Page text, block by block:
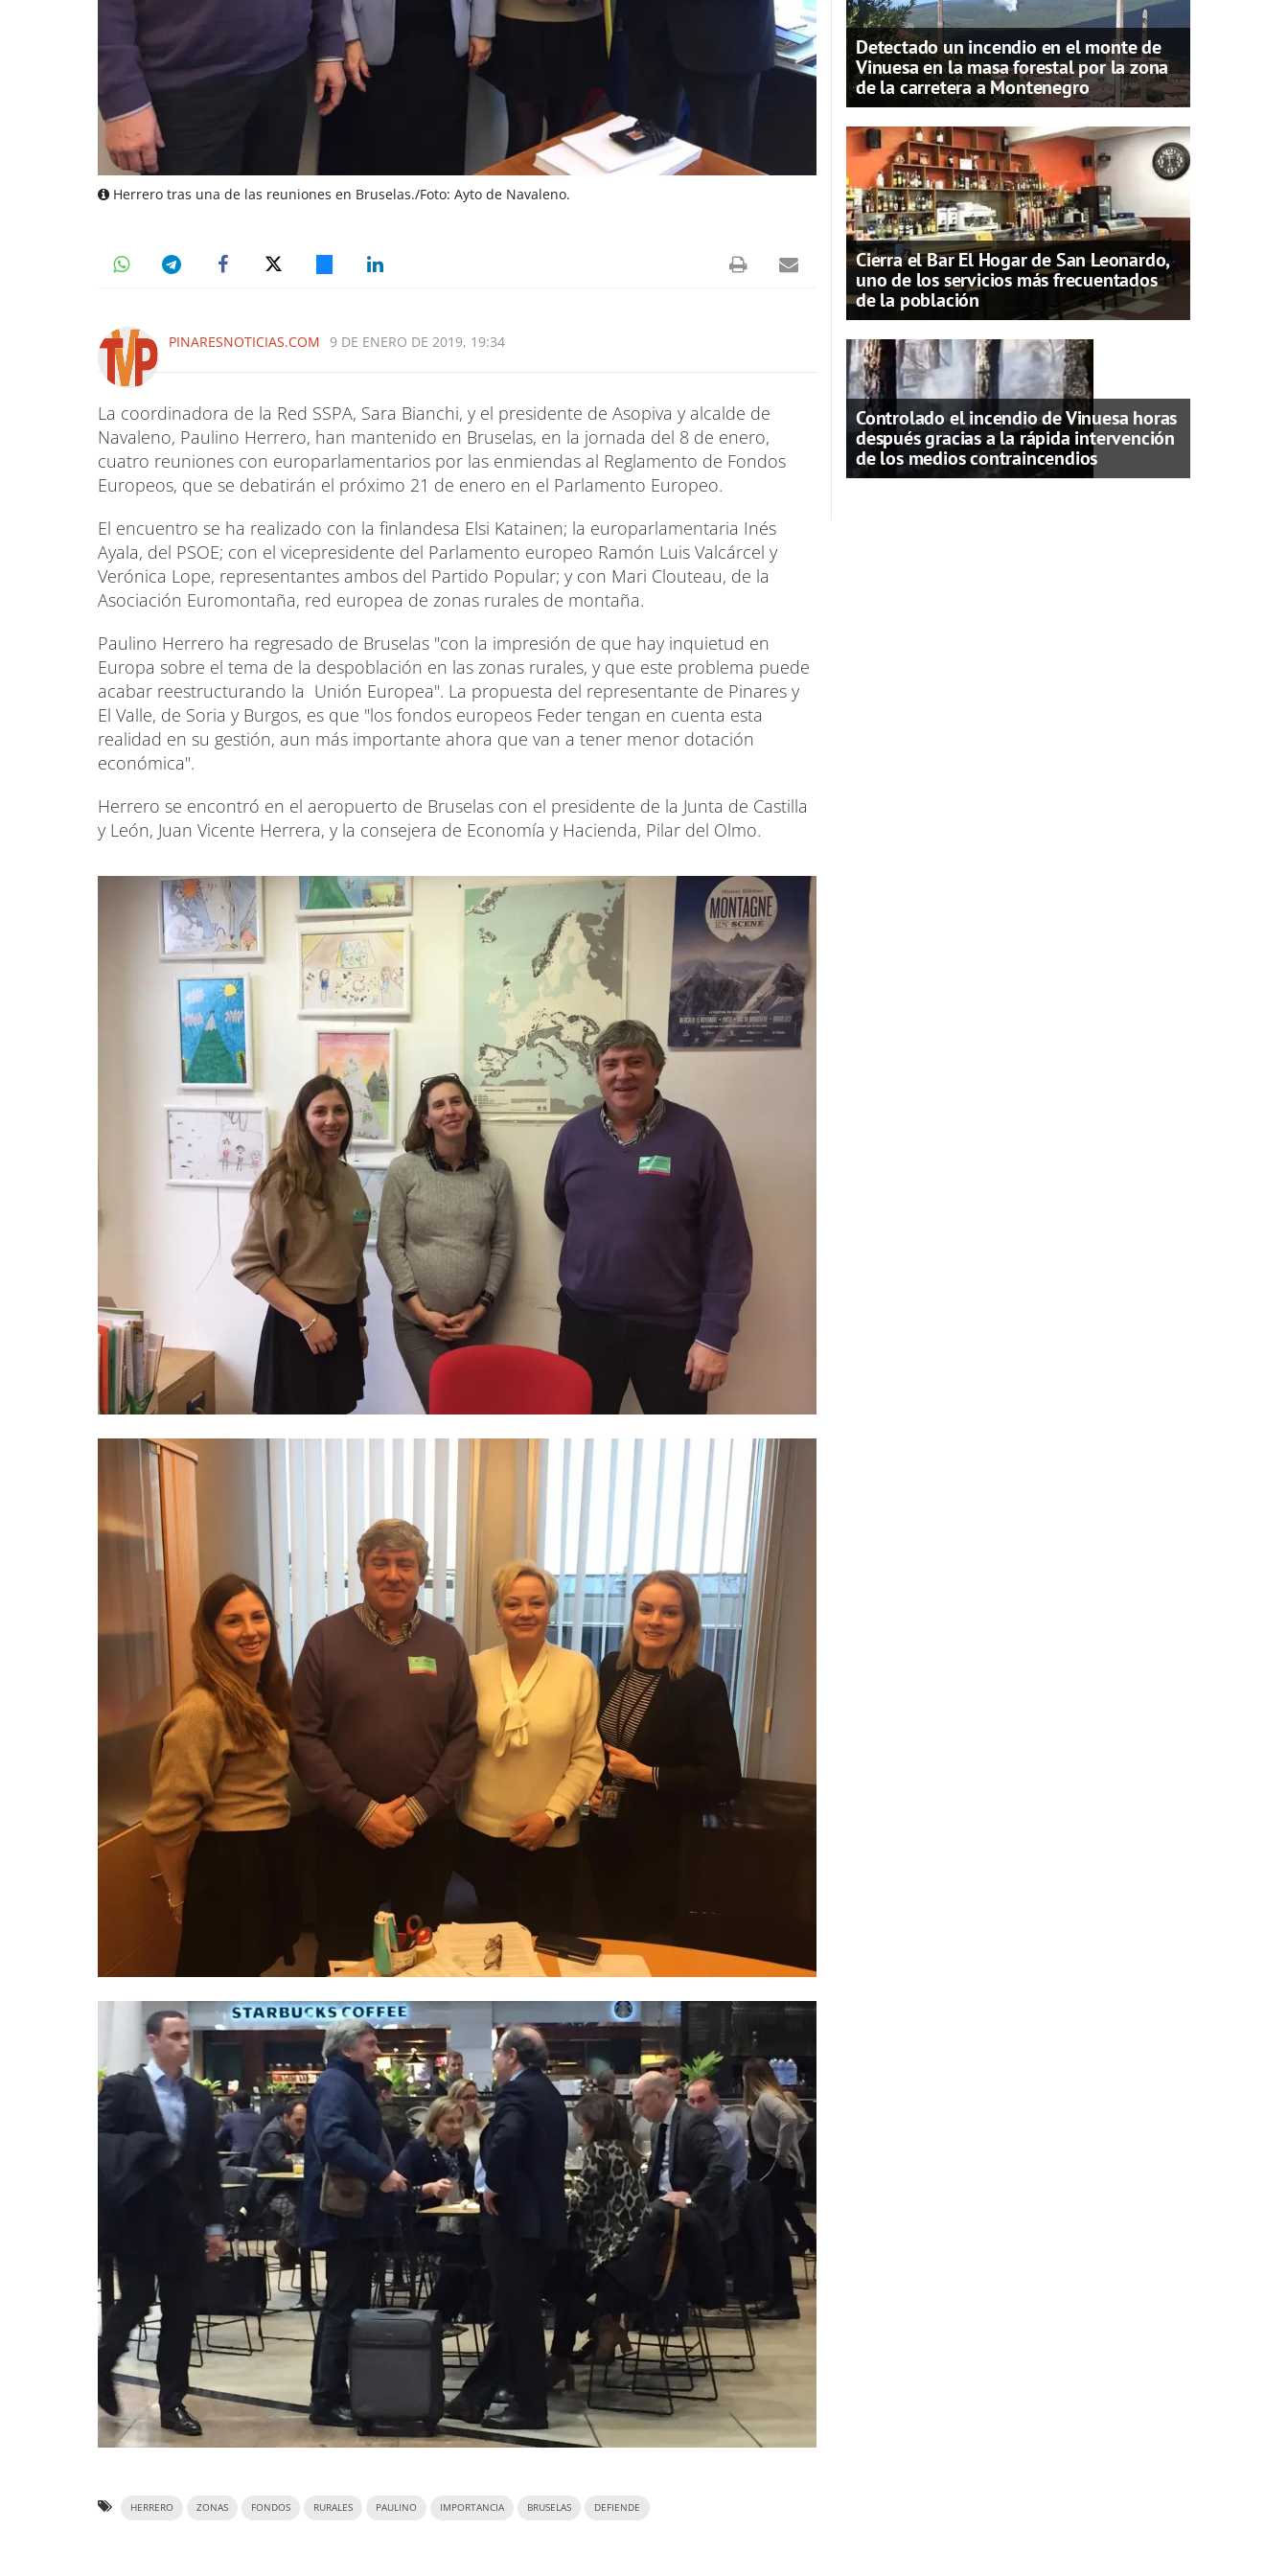
Herrero tras una de las reuniones en Bruselas./Foto: Ayto de Navaleno.
PINARESNOTICIAS.COM 9 DE ENERO DE 2019, 19:34
La coordinadora de la Red SSPA, Sara Bianchi, y el presidente de Asopiva y alcalde de
Navaleno, Paulino Herrero, han mantenido en Bruselas, en la jornada del 8 de enero,
cuatro reuniones con europarlamentarios por las enmiendas al Reglamento de Fondos
Europeos, que se debatirán el próximo 21 de enero en el Parlamento Europeo.
El encuentro se ha realizado con la finlandesa Elsi Katainen; la europarlamentaria Inés
Ayala, del PSOE; con el vicepresidente del Parlamento europeo Ramón Luis Valcárcel y
Verónica Lope, representantes ambos del Partido Popular; y con Mari Clouteau, de la
Asociación Euromontaña, red europea de zonas rurales de montaña.
Paulino Herrero ha regresado de Bruselas "con la impresión de que hay inquietud en
Europa sobre el tema de la despoblación en las zonas rurales, y que este problema puede
acabar reestructurando la Unión Europea". La propuesta del representante de Pinares y
El Valle, de Soria y Burgos, es que "los fondos europeos Feder tengan en cuenta esta
realidad en su gestión, aun más importante ahora que van a tener menor dotación
económica".
Herrero se encontró en el aeropuerto de Bruselas con el presidente de la Junta de Castilla
y León, Juan Vicente Herrera, y la consejera de Economía y Hacienda, Pilar del Olmo.
HERRERO ZONAS FONDOS RURALES PAULINO IMPORTANCIA BRUSELAS DEFIENDE
Detectado un incendio en el monte de
Vinuesa en la masa forestal por la zona
de la carretera a Montenegro
Cierra el Bar El Hogar de San Leonardo,
uno de los servicios más frecuentados
de la población
Controlado el incendio de Vinuesa horas
después gracias a la rápida intervención
de los medios contraincendios